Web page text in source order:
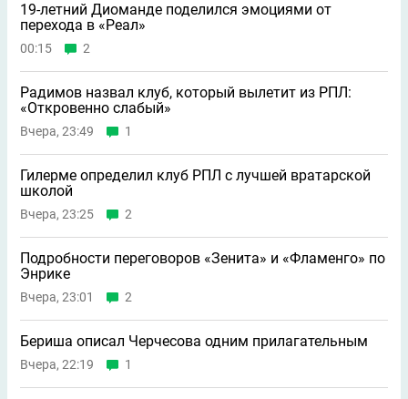
19-летний Диоманде поделился эмоциями от
перехода в «Реал»
00:15 2
Радимов назвал клуб, который вылетит из РПЛ:
«Откровенно слабый»
Вчера, 23:49 1
Гилерме определил клуб РПЛ с лучшей вратарской
школой
Вчера, 23:25 2
Подробности переговоров «Зенита» и «Фламенго» по
Энрике
Вчера, 23:01 2
Бериша описал Черчесова одним прилагательным
Вчера, 22:19 1